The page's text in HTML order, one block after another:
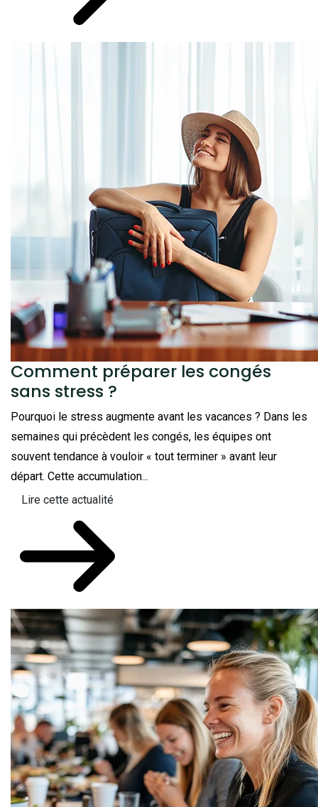
Comment préparer les congés
sans stress ?
Pourquoi le stress augmente avant les vacances ? Dans les
semaines qui précèdent les congés, les équipes ont
souvent tendance à vouloir « tout terminer » avant leur
départ. Cette accumulation...
Lire cette actualité